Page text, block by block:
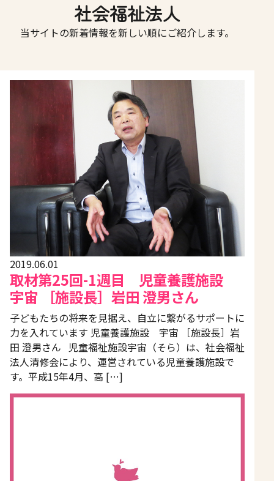
社会福祉法人
当サイトの新着情報を新しい順にご紹介します。
2019.06.01
取材第25回-1週目 児童養護施設
宇宙 ［施設長］岩田 澄男さん
子どもたちの将来を見据え、自立に繋がるサポートに
力を入れています 児童養護施設 宇宙 ［施設長］岩
田 澄男さん 児童福祉施設宇宙（そら）は、社会福祉
法人清修会により、運営されている児童養護施設で
す。平成15年4月、高 […]